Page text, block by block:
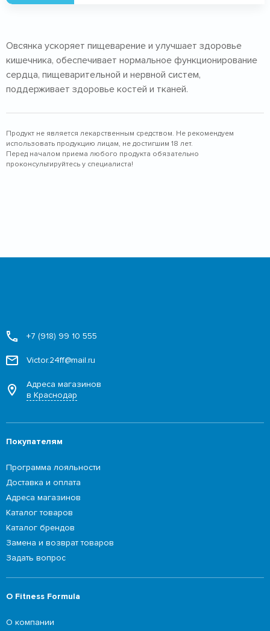
Овсянка ускоряет пищеварение и улучшает здоровье
кишечника, обеспечивает нормальное функционирование
сердца, пищеварительной и нервной систем,
поддерживает здоровье костей и тканей.
Продукт не является лекарственным средством. Не рекомендуем
использовать продукцию лицам, не достигшим 18 лет.
Перед началом приема любого продукта обязательно
проконсультируйтесь у специалиста!
+7 (918) 99 10 555
Victor.24ff@mail.ru
Адреса магазинов
в Краснодар
Покупателям
Программа лояльности
Доставка и оплата
Адреса магазинов
Каталог товаров
Каталог брендов
Замена и возврат товаров
Задать вопрос
О Fitness Formula
О компании